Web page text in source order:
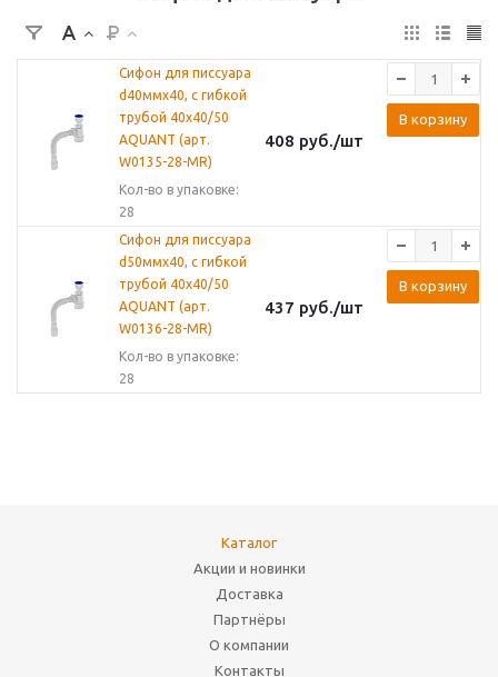
Сифон для писсуара
d40ммх40, с гибкой
трубой 40х40/50
AQUANT (арт.
W0135-28-MR)
Кол-во в упаковке:
28
408 руб./шт
В корзину
Сифон для писсуара
d50ммх40, с гибкой
трубой 40х40/50
AQUANT (арт.
W0136-28-MR)
Кол-во в упаковке:
28
437 руб./шт
В корзину
Каталог
Акции и новинки
Доставка
Партнёры
О компании
Контакты